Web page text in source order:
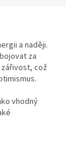
a naději.
za
což
vhodný